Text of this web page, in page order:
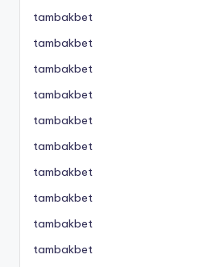
tambakbet
tambakbet
tambakbet
tambakbet
tambakbet
tambakbet
tambakbet
tambakbet
tambakbet
tambakbet